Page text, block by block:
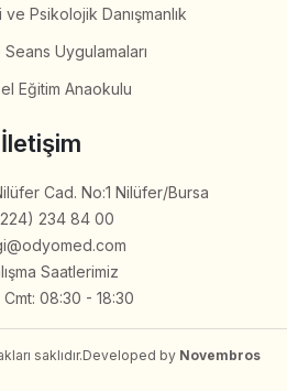
ve Psikolojik Danışmanlık
Seans Uygulamaları
Eğitim Anaokulu
İletişim
Cad. No:1 Nilüfer/Bursa
234 84 00
Saatlerimiz
08:30 - 18:30
saklıdır.Developed by Novembros